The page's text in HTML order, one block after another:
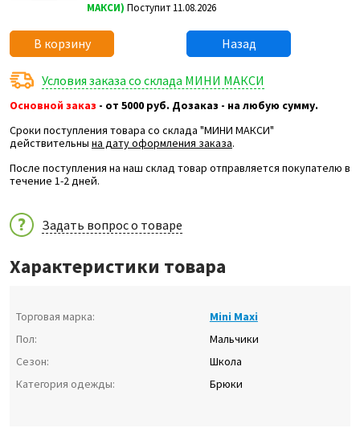
МАКСИ) Поступит 11.08.2026
В корзину Назад
Условия заказа со склада МИНИ МАКСИ
Основной заказ - от 5000 руб. Дозаказ - на любую сумму.
Сроки поступления товара со склада "МИНИ МАКСИ"
действительны на дату оформления заказа.
После поступления на наш склад товар отправляется покупателю в
течение 1-2 дней.
Задать вопрос о товаре
Характеристики товара
Торговая марка:
Mini Maxi
Пол:
Мальчики
Сезон:
Школа
Категория одежды:
Брюки